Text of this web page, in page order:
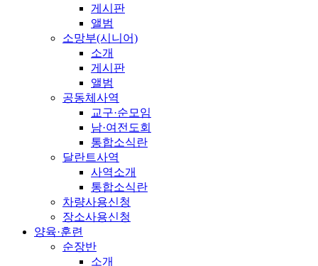
게시판
앨범
소망부(시니어)
소개
게시판
앨범
공동체사역
교구·순모임
남·여전도회
통합소식란
달란트사역
사역소개
통합소식란
차량사용신청
장소사용신청
양육·훈련
순장반
소개